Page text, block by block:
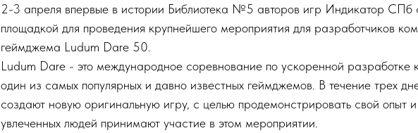
2-3 апреля впервые в истории Библиотека №5 авторов игр Индикатор СПб
площадкой для проведения крупнейшего мероприятия для разработчиков
геймджема Ludum Dare 50.
Ludum Dare - это международное соревнование по ускоренной разработке
один из самых популярных и давно известных геймджемов. В течение трех
создают новую оригинальную игру, с целью продемонстрировать свой опыт
увлеченных людей принимают участие в этом мероприятии.